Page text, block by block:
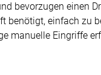
bevorzugen einen
benötigt, einfach zu
manuelle Eingriffe